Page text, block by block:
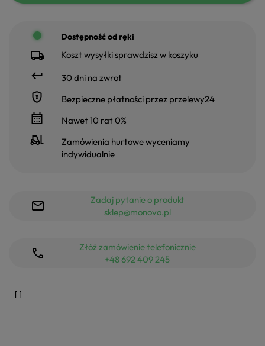
Dostępność od ręki
Koszt wysyłki sprawdzisz w koszyku
30 dni na zwrot
Bezpieczne płatności przez przelewy24
Nawet 10 rat 0%
Zamówienia hurtowe wyceniamy
indywidualnie
Zadaj pytanie o produkt
sklep@monovo.pl
Złóż zamówienie telefonicznie
+48 692 409 245